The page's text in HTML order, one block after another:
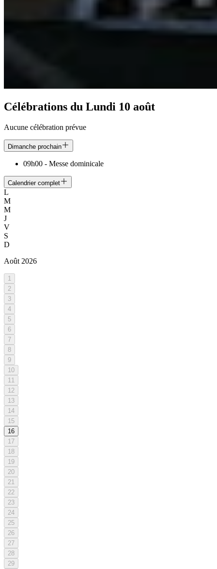
Célébrations du Lundi 10 août
Aucune célébration prévue
Dimanche prochain
09h00 - Messe dominicale
Calendrier complet
L
M
M
J
V
S
D
Août 2026
1
2
3
4
5
6
7
8
9
10
11
12
13
14
15
16
17
18
19
20
21
22
23
24
25
26
27
28
29